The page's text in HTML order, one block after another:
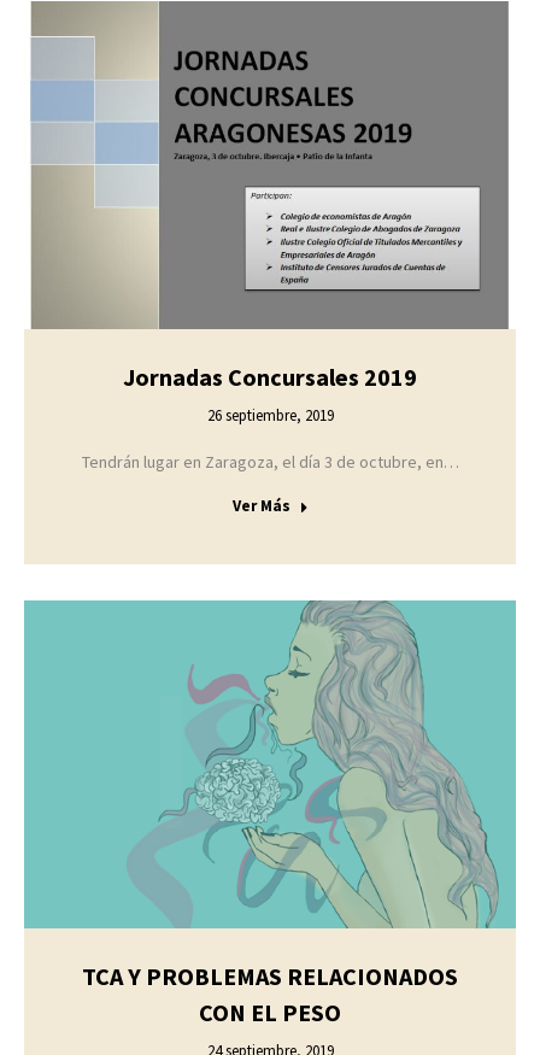
Jornadas Concursales 2019
26 septiembre, 2019
Tendrán lugar en Zaragoza, el día 3 de octubre, en…
Ver Más
TCA Y PROBLEMAS RELACIONADOS
CON EL PESO